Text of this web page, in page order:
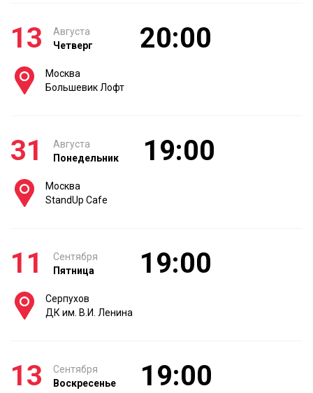
13
Августа
Четверг
20:00
Москва
Большевик Лофт
31
Августа
Понедельник
19:00
Москва
StandUp Cafe
11
Сентября
Пятница
19:00
Серпухов
ДК им. В.И. Ленина
13
Сентября
Воскресенье
19:00